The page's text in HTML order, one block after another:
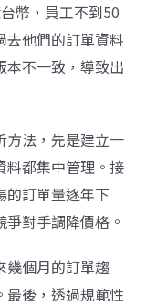
幣，員工不到50
去他們的訂單資料
本不一致，導致出
方法，先是建立一
料都集中管理。接
的訂單量逐年下
對手調降價格。
幾個月的訂單趨
最後，透過規範性